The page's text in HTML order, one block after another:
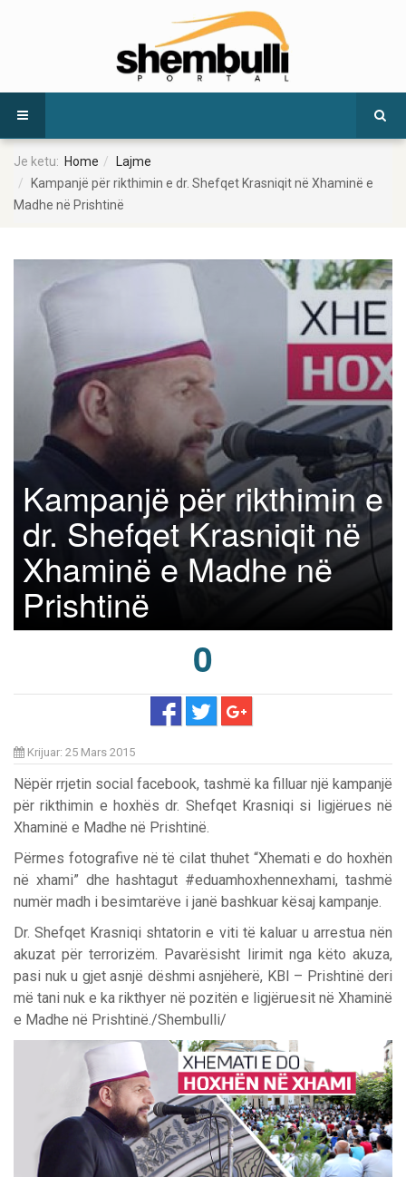
Je ketu: Home
Lajme
Kampanjë për rikthimin e dr. Shefqet Krasniqit në Xhaminë e
Madhe në Prishtinë
Kampanjë për rikthimin e
dr. Shefqet Krasniqit në
Xhaminë e Madhe në
Prishtinë
0
Krijuar: 25 Mars 2015
Nëpër rrjetin social facebook, tashmë ka filluar një kampanjë
për rikthimin e hoxhës dr. Shefqet Krasniqi si ligjërues në
Xhaminë e Madhe në Prishtinë.
Përmes fotografive në të cilat thuhet “Xhemati e do hoxhën
në xhami” dhe hashtagut #‎eduamhoxhennexhami‬, tashmë
numër madh i besimtarëve i janë bashkuar kësaj kampanje.
Dr. Shefqet Krasniqi shtatorin e viti të kaluar u arrestua nën
akuzat për terrorizëm. Pavarësisht lirimit nga këto akuza,
pasi nuk u gjet asnjë dëshmi asnjëherë, KBI – Prishtinë deri
më tani nuk e ka rikthyer në pozitën e ligjëruesit në Xhaminë
e Madhe në Prishtinë./Shembulli/